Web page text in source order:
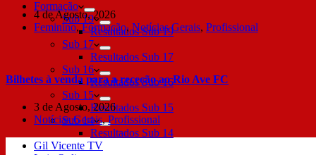
Formação
Sub 19
Resultados Sub 19
Sub 17
Resultados Sub 17
Sub 16
Resultados Sub 16
Sub 15
Resultados Sub 15
Sub 14
Resultados Sub 14
Gil Vicente TV
4 de Agosto, 2026
Feminino,Formação,Notícias Gerais, Profissional
Bilhetes à venda para a receção ao Rio Ave FC
3 de Agosto, 2026
Notícias Gerais,Profissional